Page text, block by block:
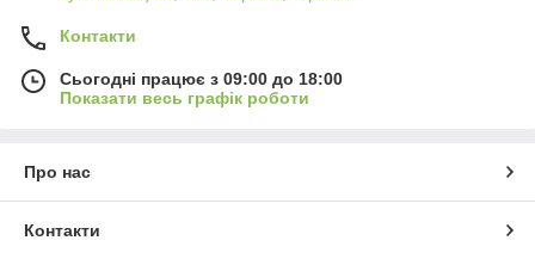
Контакти
Сьогодні працює з 09:00 до 18:00
Показати весь графік роботи
Про нас
Контакти